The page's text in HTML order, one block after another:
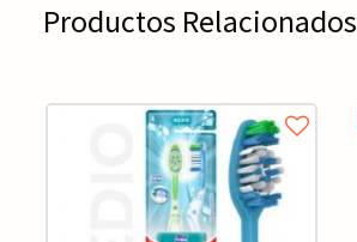
Productos Relacionados